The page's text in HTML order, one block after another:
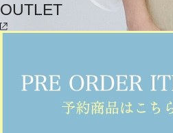
OUTLET
GREEN